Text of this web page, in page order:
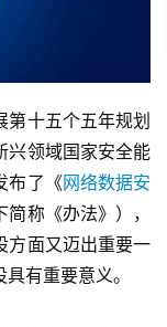
第十五个五年规划
兴领域国家安全能
布了《网络数据安
简称《办法》），
方面又迈出重要一
有重要意义。